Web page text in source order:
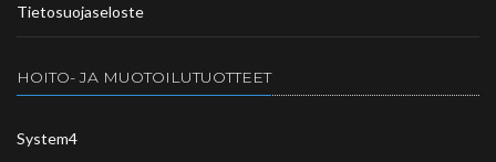
Tietosuojaseloste
HOITO- JA MUOTOILUTUOTTEET
System4